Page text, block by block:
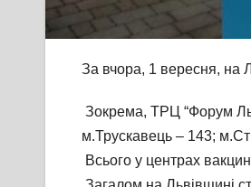
За вчора, 1 вересня, на
Зокрема, ТРЦ “Форум
м.Трускавець – 143;
Всього у центрах